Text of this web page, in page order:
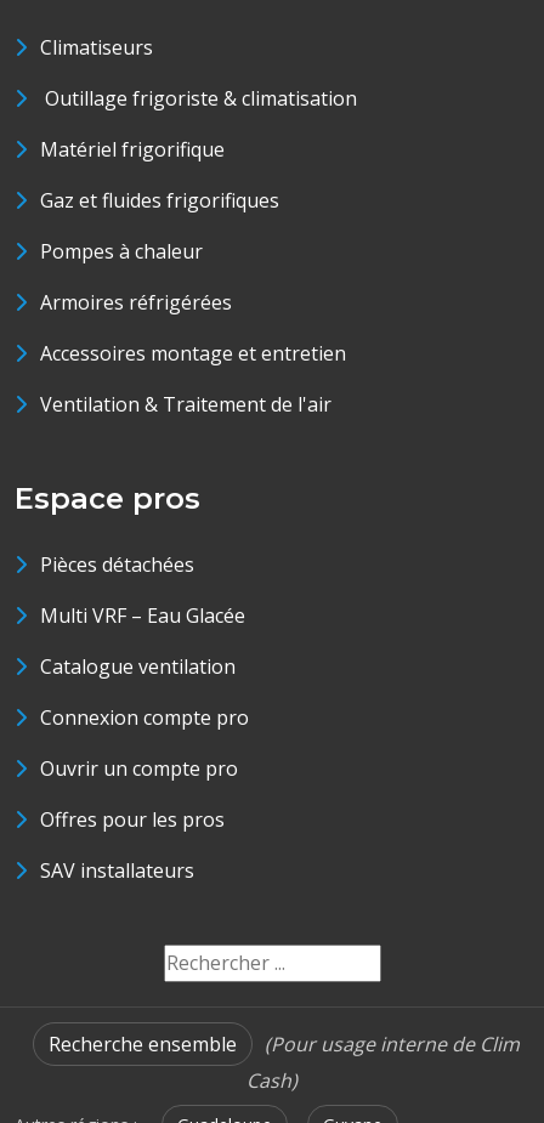
Climatiseurs
Outillage frigoriste & climatisation
Matériel frigorifique
Gaz et fluides frigorifiques
Pompes à chaleur
Armoires réfrigérées
Accessoires montage et entretien
Ventilation & Traitement de l'air
Espace pros
Pièces détachées
Multi VRF – Eau Glacée
Catalogue ventilation
Connexion compte pro
Ouvrir un compte pro
Offres pour les pros
SAV installateurs
Recherche ensemble
(Pour usage interne de Clim
Cash)